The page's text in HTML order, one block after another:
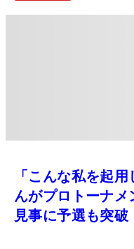
「こんな私を起
んがプロトーナ
見事に予選も突破